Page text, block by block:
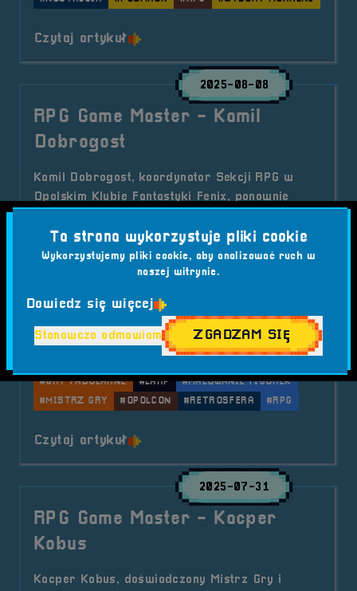
Czytaj artykuło tytule POGADUCHY #32
2025-08-08
RPG Game Master - Kamil
Dobrogost
Kamil Dobrogost, koordynator Sekcji RPG w
Opolskim Klubie Fantastyki Fenix, ponownie
drużyną przygotuje Strefę RPG, LARP oraz
Strefę Kreatywną – Malowanie figurek, a także
przywiezie wieści o Festiwalu Fantastyki –
Aktualności Live RPG RetroSfera vol. 7
#GRY FABULARNE
#LARP
#MALOWANIE FIGUREK
#MISTRZ GRY
#OPOLCON #RETROSFERA #RPG
Czytaj artykuło tytule RPG Game Master
2025-07-31
RPG Game Master - Kacper
Kobus
Kacper Kobus, doświadczony Mistrz Gry i
Ta strona wykorzystuje pliki cookie
Wykorzystujemy pliki cookie, aby analizować ruch w
naszej witrynie.
Dowiedz się więcej
Stanowczo odmawiam ZGADZAM SIĘ